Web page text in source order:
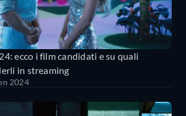
ecco i film candidati e su quali
in streaming
2024